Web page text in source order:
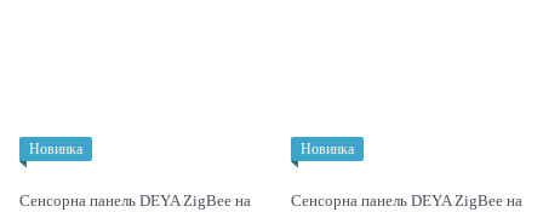
Новинка
Сенсорна панель DEYA ZigBee на
Новинка
Сенсорна панель DEYA ZigBee на